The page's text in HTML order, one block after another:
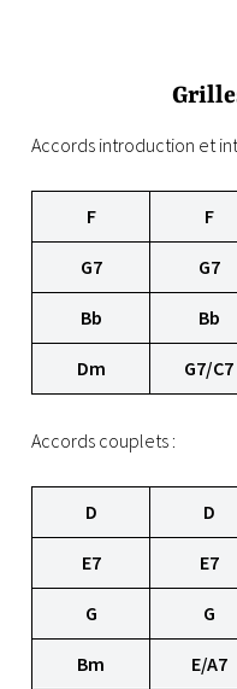
Accords introduction et
F F
G7 G7
Bb Bb
Dm G7/C7
Accords couplets :
D D
E7 E7
G G
Bm E/A7